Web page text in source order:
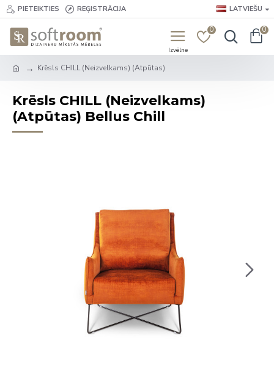
PIETEIKTIES REĢISTRĀCIJA LATVIEŠU
0 0
Krēsls CHILL (Neizvelkams) (Atpūtas)
Krēsls CHILL (Neizvelkams)
(Atpūtas) Bellus Chill